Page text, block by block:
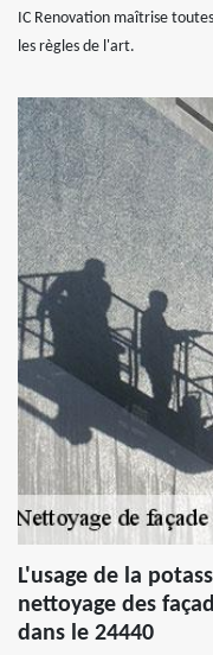
IC Renovation maîtrise
les règles de l'art.
L'usage de la
nettoyage des
dans le 24440